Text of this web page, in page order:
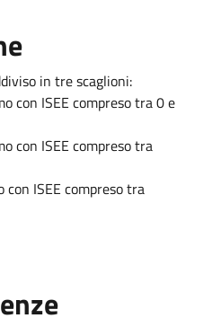
in tre scaglioni:
con ISEE compreso tra 0 e
con ISEE compreso tra
ISEE compreso tra